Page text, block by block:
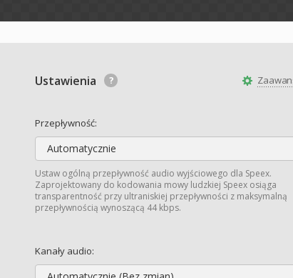
Ustawienia
Przepływność:
Automatycznie
Ustaw ogólną przepływność audio wyjściowego dla Speex.
Zaprojektowany do kodowania mowy ludzkiej Speex osiąga
transparentność przy ultraniskiej przepływności z maksymalną
przepływnością wynoszącą 44 kbps.
Kanały audio: